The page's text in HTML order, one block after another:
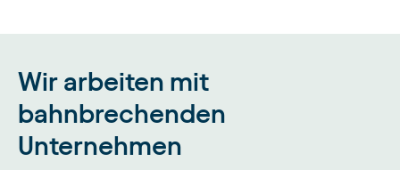
Wir arbeiten mit
bahnbrechenden
Unternehmen